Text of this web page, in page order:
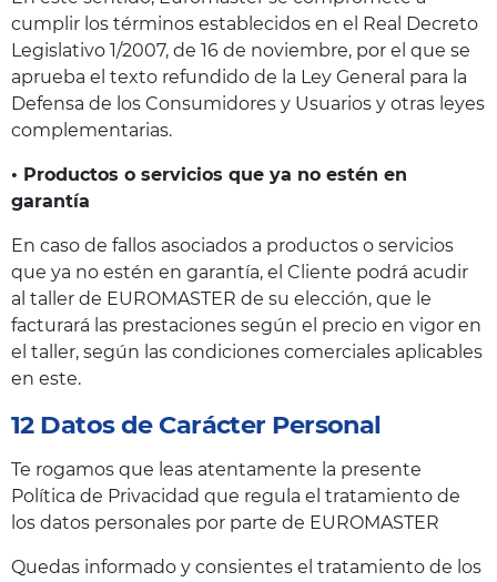
cumplir los términos establecidos en el Real Decreto
Legislativo 1/2007, de 16 de noviembre, por el que se
aprueba el texto refundido de la Ley General para la
Defensa de los Consumidores y Usuarios y otras leyes
complementarias.
• Productos o servicios que ya no estén en
garantía
En caso de fallos asociados a productos o servicios
que ya no estén en garantía, el Cliente podrá acudir
al taller de EUROMASTER de su elección, que le
facturará las prestaciones según el precio en vigor en
el taller, según las condiciones comerciales aplicables
en este.
12 Datos de Carácter Personal
Te rogamos que leas atentamente la presente
Política de Privacidad que regula el tratamiento de
los datos personales por parte de EUROMASTER
Quedas informado y consientes el tratamiento de los